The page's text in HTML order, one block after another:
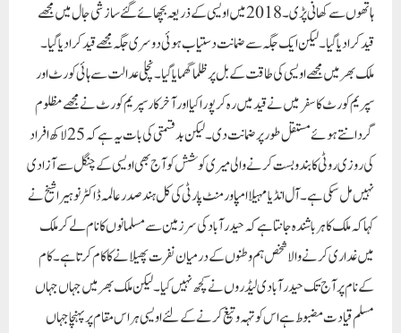
ہاتھوں سے کھانی پڑی۔ 2018 میں اویسی کے ذریعہ بچھائے گئے سازشی جال میں مجھے
قید کر ا دیا گیا۔ لیکن ایک جگہ سے ضمانت دستیاب ہوئی دوسری جگہ مجھے قید کرا دیا گیا۔
ملک بھر میں مجھے اویسی کی طاقت کے بل پر ظلما گھمایا گیا۔ نچلی عدالت سے ہائی کورٹ اور
سپریم کورٹ کا سفر میں نے قید میں رہ کر پورا کیا اور آخر کار سپریم کورٹ نے مجھے مظلوم
گردانتے ہوئے مستقل طور پر ضمانت دی۔ لیکن بد قسمتی کی بات یہ ہے کہ 25لاکھ افراد
کی روزی روٹی کا بندوبست کرنے والی میری کوشش کو آج بھی اویسی کے چنگل سے آزادی
نہیں مل سکی ہے۔ آل انڈیا مہیلا امپاور منٹ پارٹی کی کل ہند صدر عالمہ ڈاکٹر نوہیرا شیخ نے
کہا کہ ملک کا ہر باشندہ جانتا ہے کہ حیدر آباد کی سرزمین سے مسلمانوں کا نام لے کر ملک
میں غداری کرنے والا شخص ہم وطنوں کے درمیان نفرت پھیلانے کا کام کرتا ہے۔ کام
کے نام پر آج تک حیدر آبادی لیڈروں نے کچھ نہیں کیا۔ لیکن ملک بھر میں جہاں جہاں
مسلم قیادت مضبوط ہے اس کو تہہ و تیغ کرنے کے لئے اویسی ہر اس مقام پر پہنچا جہاں